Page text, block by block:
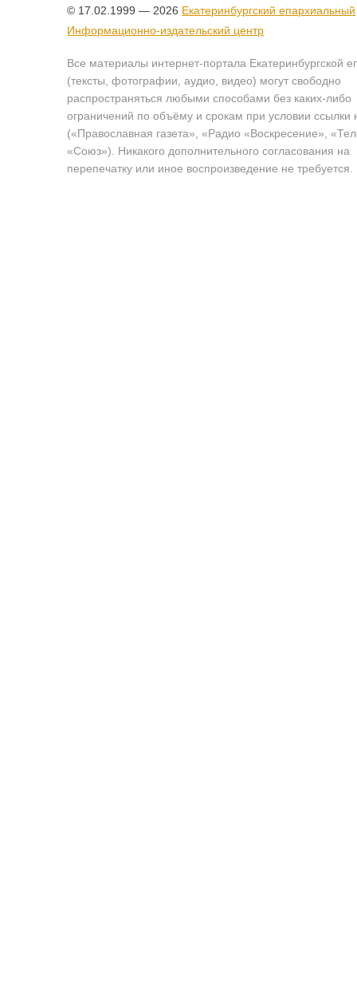
© 17.02.1999 — 2026 Екатеринбургский епархиальный
Информационно-издательский центр
Все материалы интернет-портала Екатеринбургской
(тексты, фотографии, аудио, видео) могут свободно
распространяться любыми способами без каких-либо
ограничений по объёму и срокам при условии ссылки
(«Православная газета», «Радио «Воскресение»,
«Союз»). Никакого дополнительного согласования на
перепечатку или иное воспроизведение не требуется.